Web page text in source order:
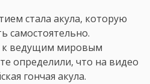
стала акула, которую
самостоятельно.
к ведущим мировым
определили, что на видео
гончая акула.